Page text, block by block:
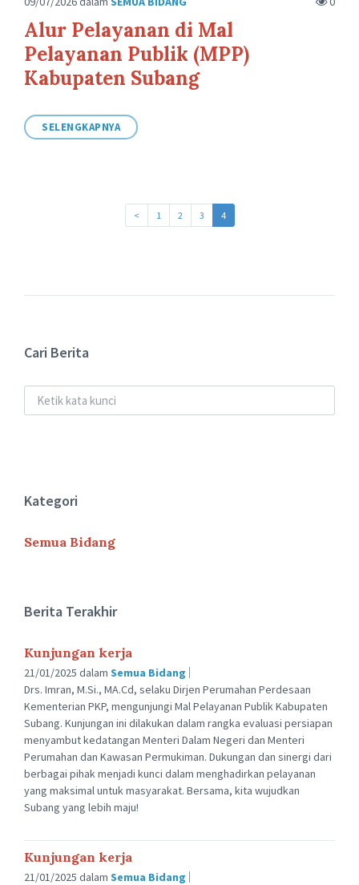
Alur Pelayanan di Mal
Pelayanan Publik (MPP)
Kabupaten Subang
SELENGKAPNYA
< 1 2 3 4
Cari Berita
Kategori
Semua Bidang
Berita Terakhir
Kunjungan kerja
21/01/2025 dalam Semua Bidang
Drs. Imran, M.Si., MA.Cd, selaku Dirjen Perumahan Perdesaan
Kementerian PKP, mengunjungi Mal Pelayanan Publik Kabupaten
Subang. Kunjungan ini dilakukan dalam rangka evaluasi persiapan
menyambut kedatangan Menteri Dalam Negeri dan Menteri
Perumahan dan Kawasan Permukiman. Dukungan dan sinergi dari
berbagai pihak menjadi kunci dalam menghadirkan pelayanan
yang maksimal untuk masyarakat. Bersama, kita wujudkan
Subang yang lebih maju!
Kunjungan kerja
21/01/2025 dalam Semua Bidang